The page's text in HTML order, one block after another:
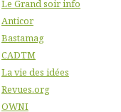
Le Grand soir info
Anticor
Bastamag
CADTM
La vie des idées
Revues.org
OWNI